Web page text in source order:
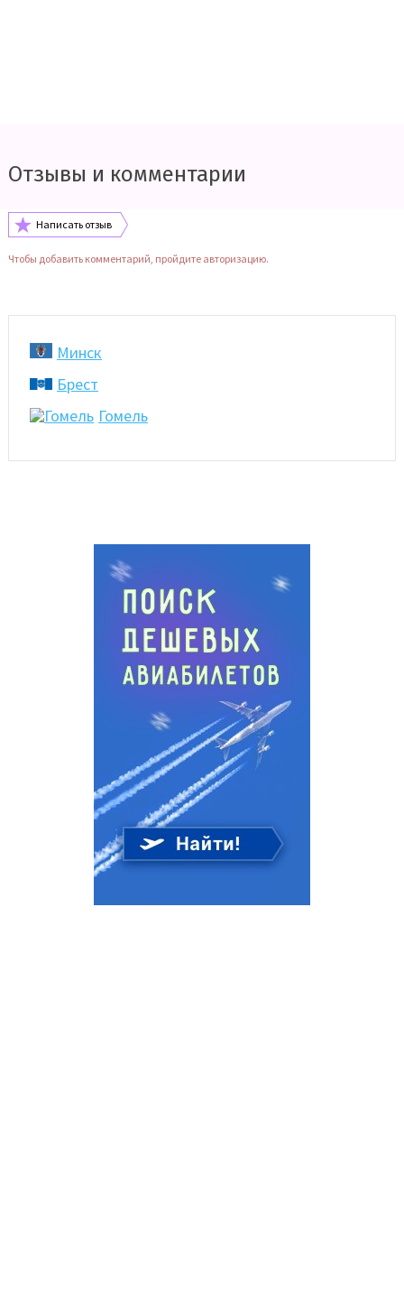
Отзывы и комментарии
Написать отзыв
Чтобы добавить комментарий, пройдите авторизацию.
Минск
Брест
Гомель